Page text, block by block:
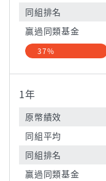
同組排名
贏過同類基金
37%
1年
原幣績效
同組平均
同組排名
贏過同類基金